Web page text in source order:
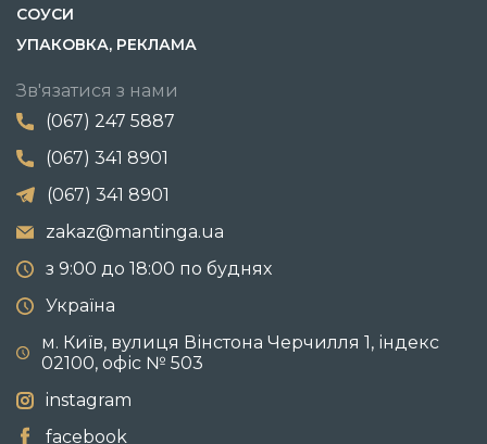
СОУСИ
УПАКОВКА, РЕКЛАМА
Зв'язатися з нами
(067) 247 5887
(067) 341 8901
(067) 341 8901
zakaz@mantinga.ua
з 9:00 до 18:00 по буднях
Україна
м. Київ, вулиця Вінстона Черчилля 1, індекс
02100, офіс № 503
instagram
facebook